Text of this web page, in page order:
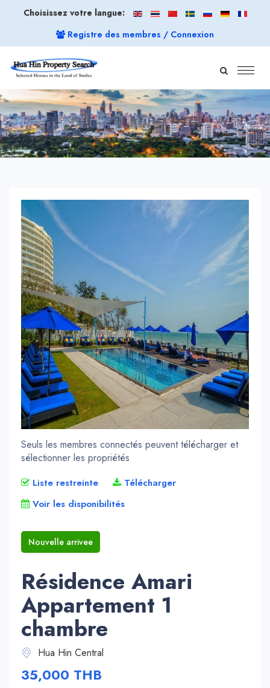
Choisissez votre langue:
Registre des membres / Connexion
Seuls les membres connectés peuvent télécharger et
sélectionner les propriétés
Liste restreinte
Télécharger
Voir les disponibilités
Nouvelle arrivee
Résidence Amari
Appartement 1
chambre
Hua Hin Central
35,000 THB